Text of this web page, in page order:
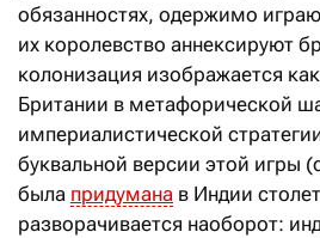
обязанностях, одержимо
их королевство аннексируют
колонизация изображается
Британии в метафорической
империалистической
буквальной версии этой игры
была придумана в Индии
разворачивается наоборот: